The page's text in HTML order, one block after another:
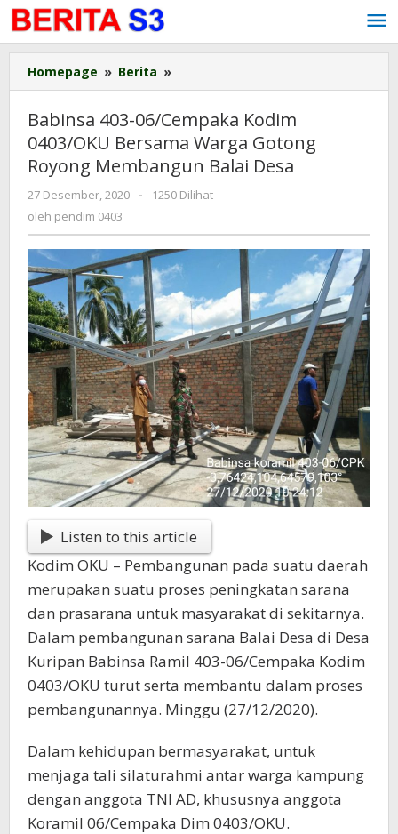
Lewati
ke
konten
Homepage » Berita »
403-
06/Cempaka
Kodim
0403/OKU
Bersama
Gotong
Membangun
Balai
Desa
Babinsa 403-06/Cempaka Kodim
0403/OKU Bersama Warga Gotong
Royong Membangun Balai Desa
27 Desember, 2020
oleh
-
1250 Dilihat
oleh pendim 0403
Listen to this article
Kodim OKU – Pembangunan pada suatu daerah
merupakan suatu proses peningkatan sarana
dan prasarana untuk masyarakat di sekitarnya.
Dalam pembangunan sarana Balai Desa di Desa
Kuripan Babinsa Ramil 403-06/Cempaka Kodim
0403/OKU turut serta membantu dalam proses
pembangunannya. Minggu (27/12/2020).
Dalam kehidupan bermasyarakat, untuk
menjaga tali silaturahmi antar warga kampung
dengan anggota TNI AD, khususnya anggota
Koramil 06/Cempaka Dim 0403/OKU.